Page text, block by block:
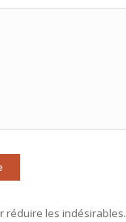
réduire les indésirables.